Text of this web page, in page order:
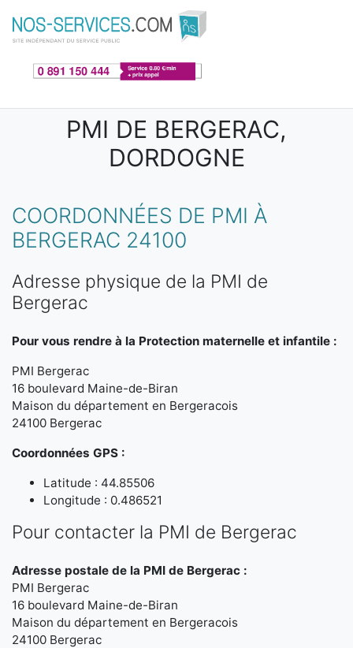
Aller au contenu principal
PMI DE BERGERAC,
DORDOGNE
COORDONNÉES DE PMI À
BERGERAC 24100
Adresse physique de la PMI de
Bergerac
Pour vous rendre à la Protection maternelle et infantile :
PMI Bergerac
16 boulevard Maine-de-Biran
Maison du département en Bergeracois
24100 Bergerac
Coordonnées GPS :
Latitude : 44.85506
Longitude : 0.486521
Pour contacter la PMI de Bergerac
Adresse postale de la PMI de Bergerac :
PMI Bergerac
16 boulevard Maine-de-Biran
Maison du département en Bergeracois
24100 Bergerac